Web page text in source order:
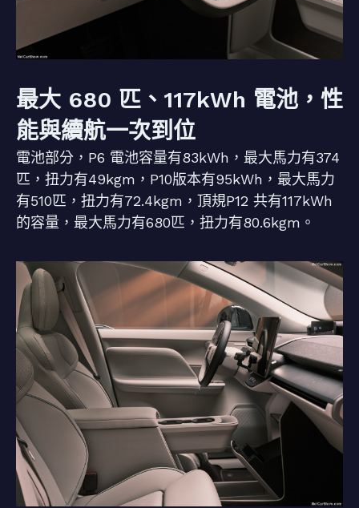
最大 680 匹、117kWh 電池，性
能與續航一次到位
電池部分，P6 電池容量有83kWh，最大馬力有374
匹，扭力有49kgm，P10版本有95kWh，最大馬力
有510匹，扭力有72.4kgm，頂規P12 共有117kWh
的容量，最大馬力有680匹，扭力有80.6kgm。